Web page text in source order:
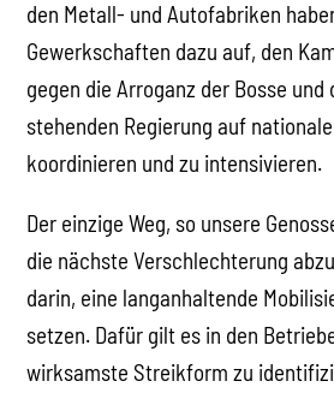
den Metall- und Autofabriken
Gewerkschaften dazu auf, den
gegen die Arroganz der Bosse
stehenden Regierung auf
koordinieren und zu intensivieren.
Der einzige Weg, so unsere
die nächste Verschlechterung
darin, eine langanhaltende
setzen. Dafür gilt es in den
wirksamste Streikform zu